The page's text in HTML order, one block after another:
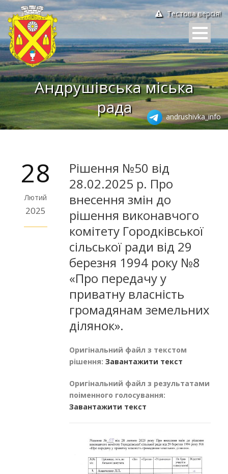
Тестова версія!
Андрушівська міська
рада
andrushivka_info
28
Лютий
2025
Рішення №50 від
28.02.2025 р. Про
внесення змін до
рішення виконавчого
комітету Городківської
сільської ради від 29
березня 1994 року №8
«Про передачу у
приватну власність
громадянам земельних
ділянок».
Оригінальний файл з текстом
рішення: Завантажити текст
Оригінальний файл з результатами
поіменного голосування:
Завантажити текст